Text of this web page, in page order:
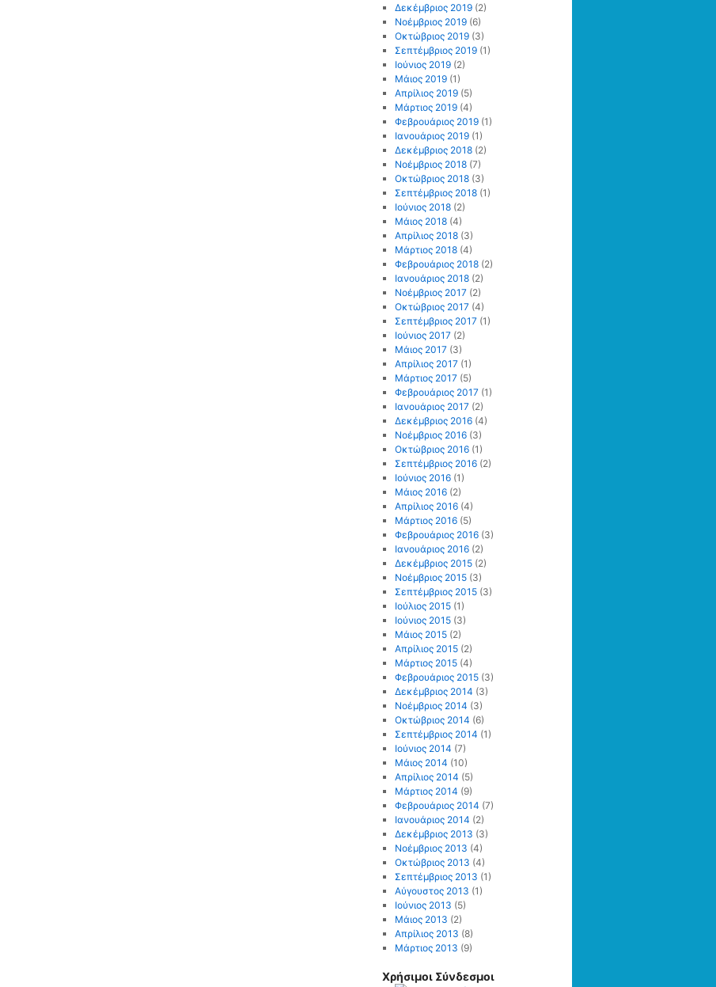
Δεκέμβριος 2019(2)
Νοέμβριος 2019(6)
Οκτώβριος 2019(3)
Σεπτέμβριος 2019(1)
Ιούνιος 2019(2)
Μάιος 2019(1)
Απρίλιος 2019(5)
Μάρτιος 2019(4)
Φεβρουάριος 2019(1)
Ιανουάριος 2019(1)
Δεκέμβριος 2018(2)
Νοέμβριος 2018(7)
Οκτώβριος 2018(3)
Σεπτέμβριος 2018(1)
Ιούνιος 2018(2)
Μάιος 2018(4)
Απρίλιος 2018(3)
Μάρτιος 2018(4)
Φεβρουάριος 2018(2)
Ιανουάριος 2018(2)
Νοέμβριος 2017(2)
Οκτώβριος 2017(4)
Σεπτέμβριος 2017(1)
Ιούνιος 2017(2)
Μάιος 2017(3)
Απρίλιος 2017(1)
Μάρτιος 2017(5)
Φεβρουάριος 2017(1)
Ιανουάριος 2017(2)
Δεκέμβριος 2016(4)
Νοέμβριος 2016(3)
Οκτώβριος 2016(1)
Σεπτέμβριος 2016(2)
Ιούνιος 2016(1)
Μάιος 2016(2)
Απρίλιος 2016(4)
Μάρτιος 2016(5)
Φεβρουάριος 2016(3)
Ιανουάριος 2016(2)
Δεκέμβριος 2015(2)
Νοέμβριος 2015(3)
Σεπτέμβριος 2015(3)
Ιούλιος 2015(1)
Ιούνιος 2015(3)
Μάιος 2015(2)
Απρίλιος 2015(2)
Μάρτιος 2015(4)
Φεβρουάριος 2015(3)
Δεκέμβριος 2014 (3)
Νοέμβριος 2014 (3)
Οκτώβριος 2014 (6)
Σεπτέμβριος 2014 (1)
Ιούνιος 2014 (7)
Μάιος 2014 (10)
Απρίλιος 2014 (5)
Μάρτιος 2014 (9)
Φεβρουάριος 2014 (7)
Ιανουάριος 2014 (2)
Δεκέμβριος 2013 (3)
Νοέμβριος 2013 (4)
Οκτώβριος 2013 (4)
Σεπτέμβριος 2013 (1)
Αύγουστος 2013 (1)
Ιούνιος 2013 (5)
Μάιος 2013 (2)
Απρίλιος 2013 (8)
Μάρτιος 2013 (9)
Χρήσιμοι Σύνδεσμοι